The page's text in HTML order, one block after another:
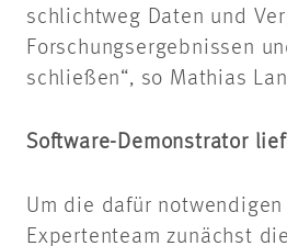
schlichtweg Daten und
Forschungsergebnissen
schließen“, so Mathias
Software-Demonstrator
Um die dafür
Expertenteam zunächst